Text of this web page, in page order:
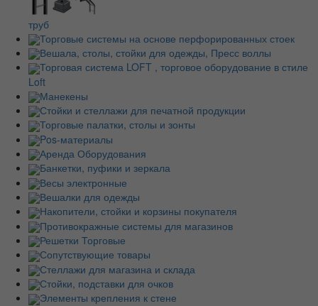
труб
Торговые системы на основе перфорированных стоек
Вешала, столы, стойки для одежды, Пресс воллы
Торговая система LOFT , торговое оборудование в стиле
Loft
Манекены
Стойки и стеллажи для печатной продукции
Торговые палатки, столы и зонты
Pos-материалы
Аренда Оборудования
Банкетки, пуфики и зеркала
Весы электронные
Вешалки для одежды
Накопители, стойки и корзины покупателя
Противокражные системы для магазинов
Решетки Торговые
Сопутствующие товары
Стеллажи для магазина и склада
Стойки, подставки для очков
Элементы крепления к стене